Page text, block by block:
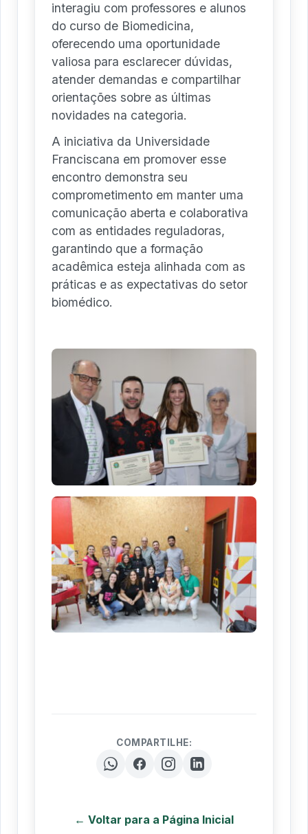
interagiu com professores e alunos
do curso de Biomedicina,
oferecendo uma oportunidade
valiosa para esclarecer dúvidas,
atender demandas e compartilhar
orientações sobre as últimas
novidades na categoria.
A iniciativa da Universidade
Franciscana em promover esse
encontro demonstra seu
comprometimento em manter uma
comunicação aberta e colaborativa
com as entidades reguladoras,
garantindo que a formação
acadêmica esteja alinhada com as
práticas e as expectativas do setor
biomédico.
COMPARTILHE:
← Voltar para a Página Inicial